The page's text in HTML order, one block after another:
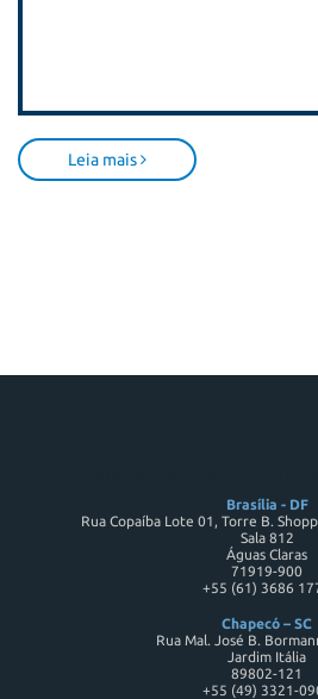
Leia mais
Brasília - DF
Rua Copaíba Lote 01, Torre B.
Sala 812
Águas Claras
71919-900
+55 (61) 3686
Chapecó – SC
Rua Mal. José B.
Jardim Itália
89802-121
+55 (49) 3321-